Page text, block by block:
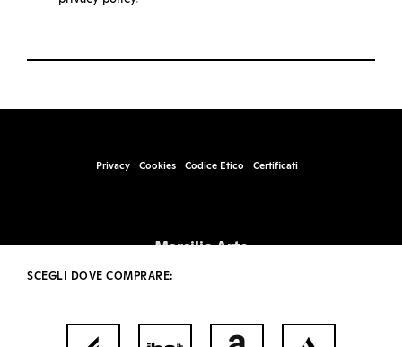
SCEGLI DOVE COMPRARE:
Privacy Cookies Codice Etico Certificati
Marsilio Arte
Santa Marta, Fabbricato 17, 30123 – Venezia